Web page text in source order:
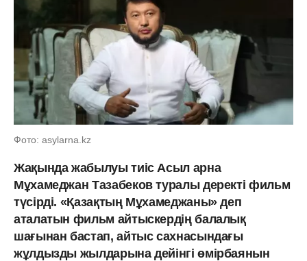
Фото: asylarna.kz
Жақында жабылуы тиіс Асыл арна
Мұхамеджан Тазабеков туралы деректі фильм
түсірді. «Қазақтың Мұхамеджаны» деп
аталатын фильм айтыскердің балалық
шағынан бастап, айтыс сахнасындағы
жұлдызды жылдарына дейінгі өмірбаянын